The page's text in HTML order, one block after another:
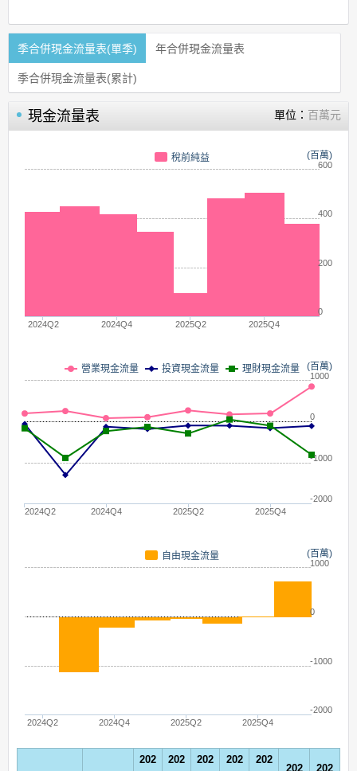
季合併現金流量表(單季) 年合併現金流量表
季合併現金流量表(累計)
現金流量表 單位： 百萬元
(百萬)
稅前純益
2024Q2 2024Q4 2025Q2 2025Q4
0
200
400
600
(百萬)
營業現金流量 投資現金流量 理財現金流量
2024Q2 2024Q4 2025Q2 2025Q4
-2000
-1000
0
1000
(百萬)
自由現金流量
2024Q2 2024Q4 2025Q2 2025Q4
-1000
0
1000
-2000
202
202
202
202
202
202 202